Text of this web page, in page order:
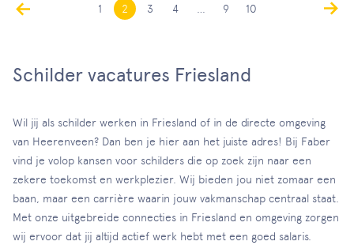
1 2 3 4 9 10
Schilder vacatures Friesland
Wil jij als schilder werken in Friesland of in de directe omgeving
van Heerenveen? Dan ben je hier aan het juiste adres! Bij Faber
vind je volop kansen voor schilders die op zoek zijn naar een
zekere toekomst en werkplezier. Wij bieden jou niet zomaar een
baan, maar een carrière waarin jouw vakmanschap centraal staat.
Met onze uitgebreide connecties in Friesland en omgeving zorgen
wij ervoor dat jij altijd actief werk hebt met een goed salaris.